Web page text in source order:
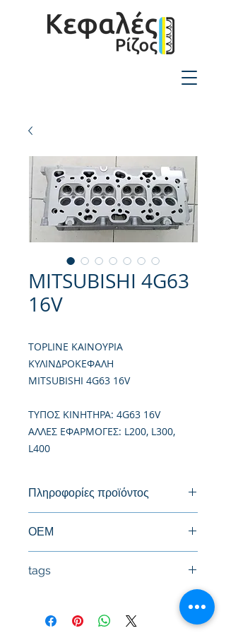
MITSUBISHI 4G63
16V
TOPLINE ΚΑΙΝΟΥΡΙΑ
ΚΥΛΙΝΔΡΟΚΕΦΑΛΗ
MITSUBISHI 4G63 16V
TΥΠΟΣ ΚΙΝΗΤΗΡΑ: 4G63 16V
ΑΛΛΕΣ ΕΦΑΡΜΟΓΕΣ: L200, L300,
L400
Πληροφορίες προϊόντος
ΟΕΜ
tags
#Κυλινδροκεφαλή #Κεφαλάρι
#TPTOPLINE